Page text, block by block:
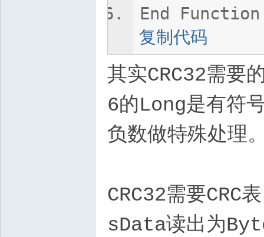
End Function
复制代码
其实CRC32需要
6的Long是有符
负数做特殊处理
CRC32需要CRC
sData读出为